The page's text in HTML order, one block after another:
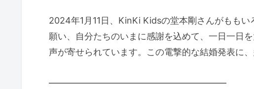
2024年1月11日、KinKi Kidsの堂本剛さんがもも
願い、自分たちのいまに感謝を込めて、一日一日
声が寄せられています。この電撃的な結婚発表に
━━━━━━━━━━━━━━━━━━━━